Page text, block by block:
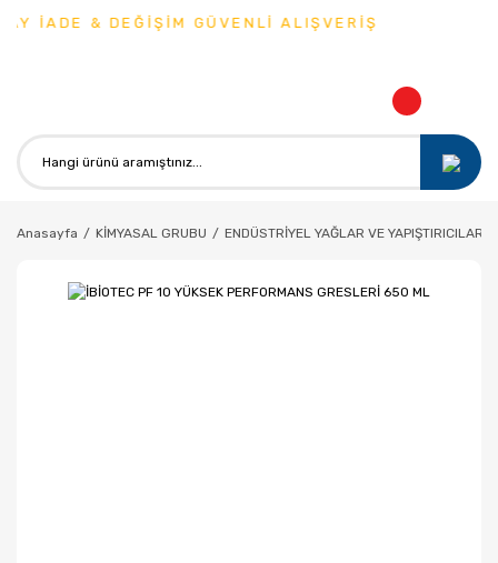
İADE & DEĞİŞİM GÜVENLİ ALIŞVERİŞ
Anasayfa KİMYASAL GRUBU ENDÜSTRİYEL YAĞLAR VE YAPIŞTIRICILAR